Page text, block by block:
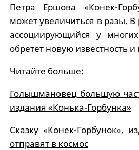
Петра Ершова «Конек-
может увеличиться в разы. В
ассоциирующийся у
обретет новую известность
Читайте больше:
Голышмановец большую
издания «Конька-Горбунка»
Сказку «Конек-Горбунок»,
отправят в космос